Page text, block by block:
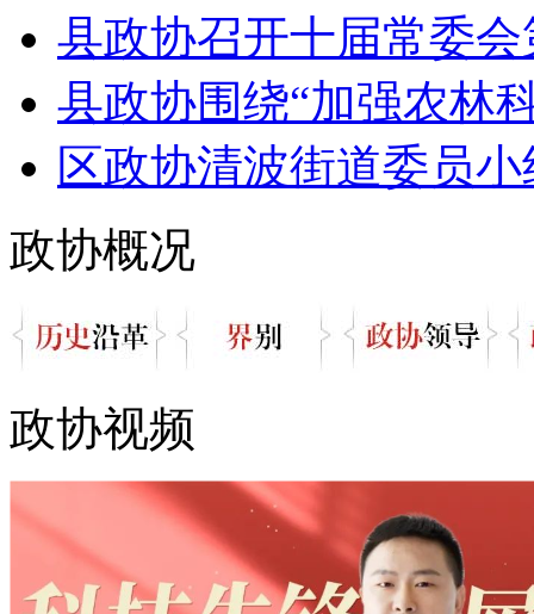
县政协召开十届常委
县政协围绕“加强农林
区政协清波街道委员
政协概况
政协视频